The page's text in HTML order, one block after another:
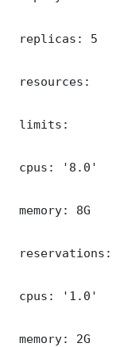
replicas: 5
resources:
limits:
cpus: '8.0'
memory: 8G
reservations:
cpus: '1.0'
memory: 2G